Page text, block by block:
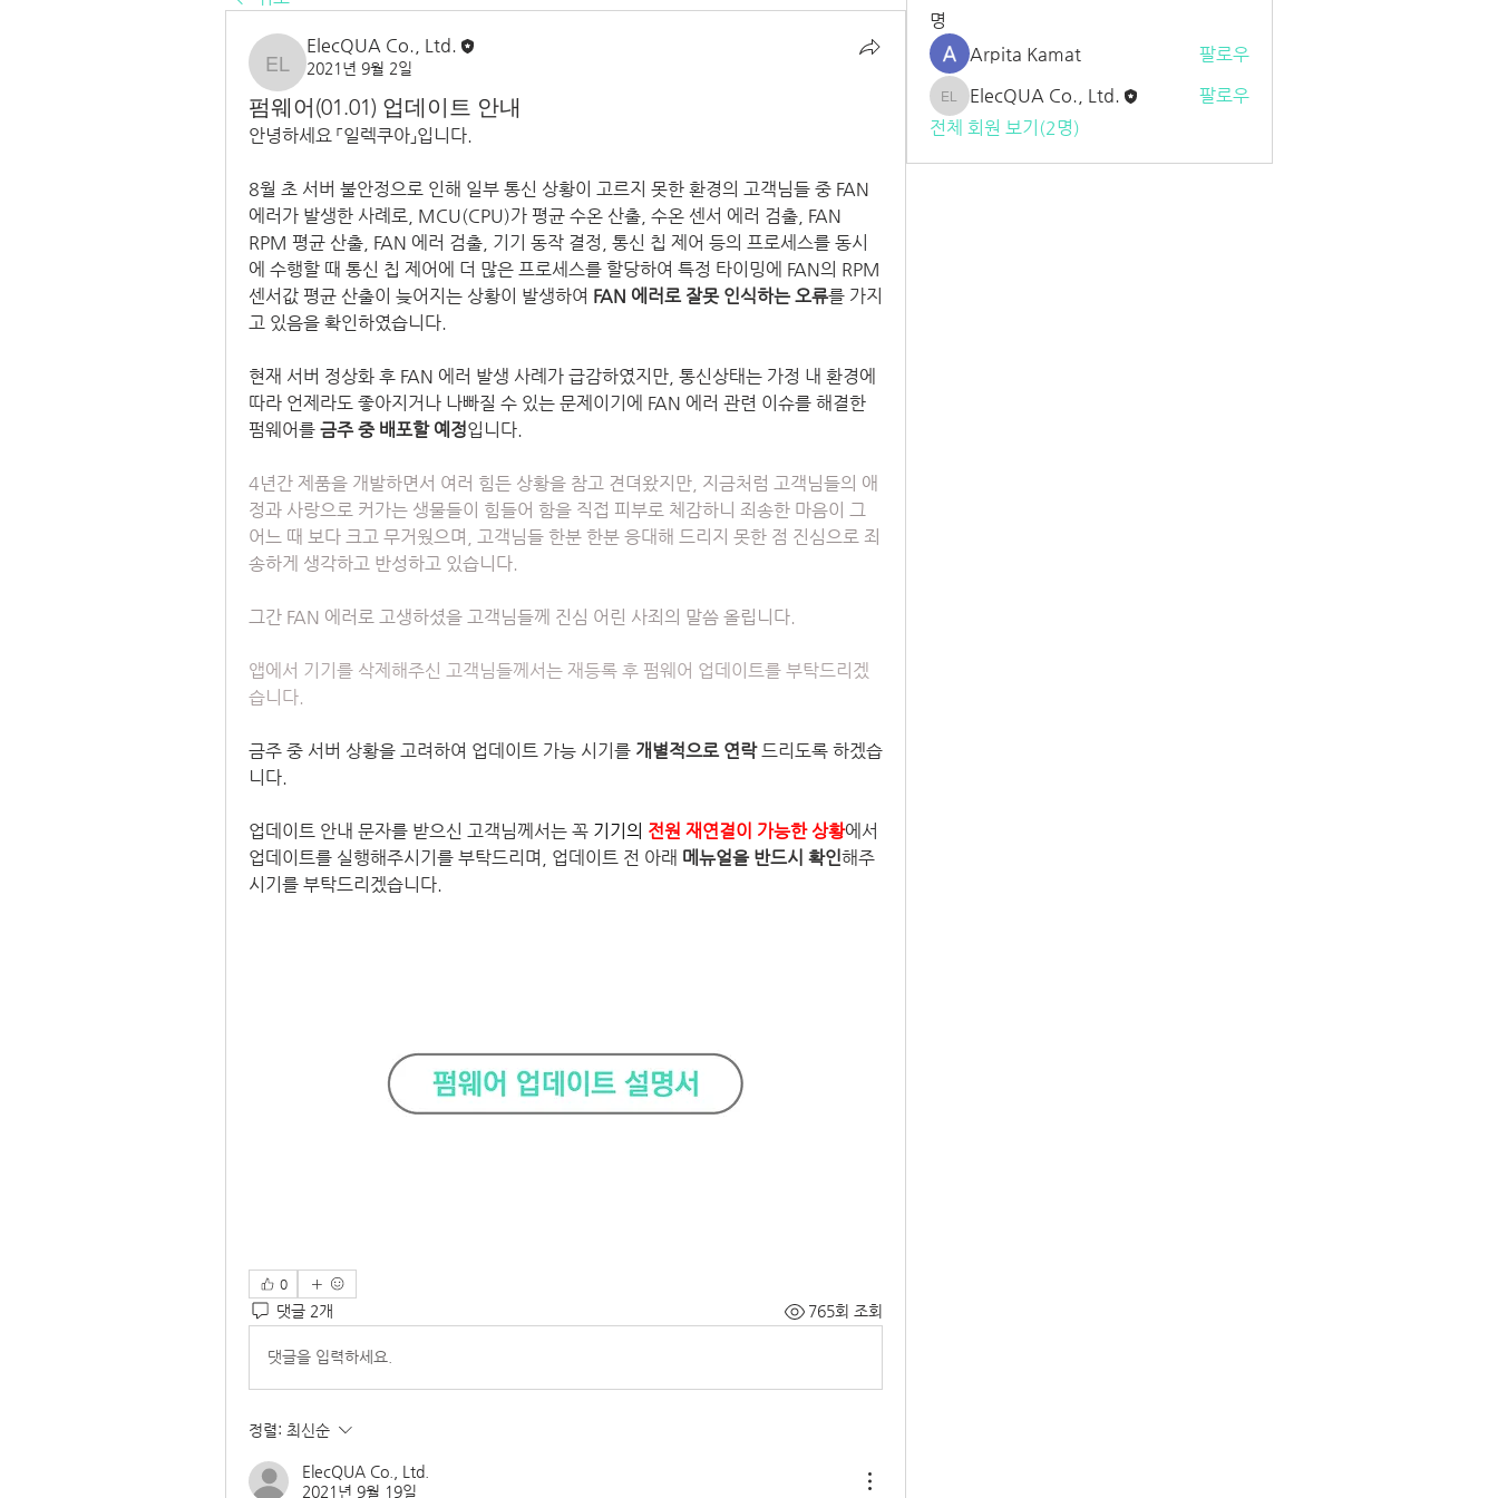
ElecQUA Co., Ltd.
ElecQUA Co., Ltd.
2021년 9월 2일
펌웨어(01.01) 업데이트 안내
안녕하세요 「일렉쿠아」입니다.
8월 초 서버 불안정으로 인해 일부 통신 상황이 고르지 못한 환경의 고객님들 중 FAN
에러가 발생한 사례로, MCU(CPU)가 평균 수온 산출, 수온 센서 에러 검출, FAN
RPM 평균 산출, FAN 에러 검출, 기기 동작 결정, 통신 칩 제어 등의 프로세스를 동시
에 수행할 때 통신 칩 제어에 더 많은 프로세스를 할당하여 특정 타이밍에 FAN의 RPM
센서값 평균 산출이 늦어지는 상황이 발생하여 FAN 에러로 잘못 인식하는 오류를 가지
고 있음을 확인하였습니다.
현재 서버 정상화 후 FAN 에러 발생 사례가 급감하였지만, 통신상태는 가정 내 환경에
따라 언제라도 좋아지거나 나빠질 수 있는 문제이기에 FAN 에러 관련 이슈를 해결한
펌웨어를 금주 중 배포할 예정입니다.
4년간 제품을 개발하면서 여러 힘든 상황을 참고 견뎌왔지만, 지금처럼 고객님들의 애
정과 사랑으로 커가는 생물들이 힘들어 함을 직접 피부로 체감하니 죄송한 마음이 그
어느 때 보다 크고 무거웠으며, 고객님들 한분 한분 응대해 드리지 못한 점 진심으로 죄
송하게 생각하고 반성하고 있습니다.
그간 FAN 에러로 고생하셨을 고객님들께 진심 어린 사죄의 말씀 올립니다.
앱에서 기기를 삭제해주신 고객님들께서는 재등록 후 펌웨어 업데이트를 부탁드리겠
습니다.
금주 중 서버 상황을 고려하여 업데이트 가능 시기를 개별적으로 연락 드리도록 하겠습
니다.
업데이트 안내 문자를 받으신 고객님께서는 꼭 기기의 전원 재연결이 가능한 상황에서
업데이트를 실행해주시기를 부탁드리며, 업데이트 전 아래 메뉴얼을 반드시 확인해주
시기를 부탁드리겠습니다.
0
댓글 2개 765회 조회
댓글을 입력하세요.
정렬: 최신순
ElecQUA Co., Ltd.
2021년 9월 19일
명
Arpita Kamat
팔로우
ElecQUA Co., Ltd.
ElecQUA Co., Ltd.
팔로우
전체 회원 보기(2명)